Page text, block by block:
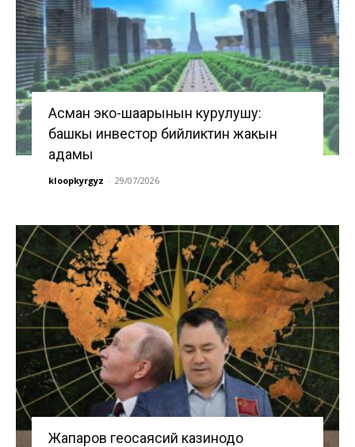
Асман эко-шаарынын курулушу:
башкы инвестор бийликтин жакын
адамы
kloopkyrgyz - 29/07/2026
Жапаров геосаясий казинодо